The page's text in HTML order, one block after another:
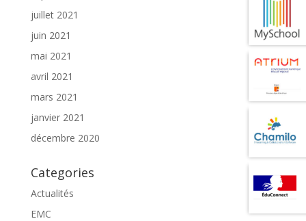
juillet 2021
juin 2021
mai 2021
avril 2021
mars 2021
janvier 2021
décembre 2020
Categories
Actualités
EMC